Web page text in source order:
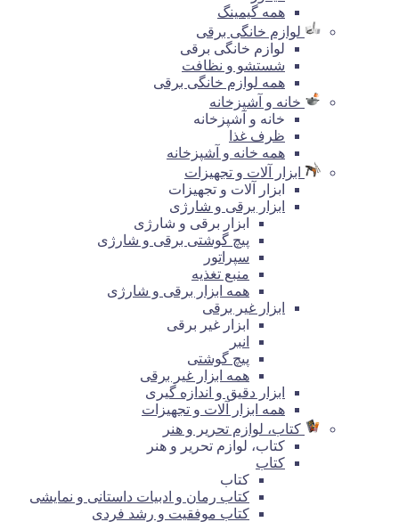
همه گیمینگ
لوازم خانگی برقی
لوازم خانگی برقی
شستشو و نظافت
همه لوازم خانگی برقی
خانه و آشپزخانه
خانه و آشپزخانه
ظرف غذا
همه خانه و آشپزخانه
ابزار آلات و تجهیزات
ابزار آلات و تجهیزات
ابزار برقی و شارژی
ابزار برقی و شارژی
پیچ گوشتی برقی و شارژی
سپراتور
منبع تغذیه
همه ابزار برقی و شارژی
ابزار غیر برقی
ابزار غیر برقی
انبر
پیچ گوشتی
همه ابزار غیر برقی
ابزار دقیق و اندازه گیری
همه ابزار آلات و تجهیزات
کتاب، لوازم تحریر و هنر
کتاب، لوازم تحریر و هنر
کتاب
کتاب
کتاب رمان و ادبیات داستانی و نمایشی
کتاب موفقیت و رشد فردی